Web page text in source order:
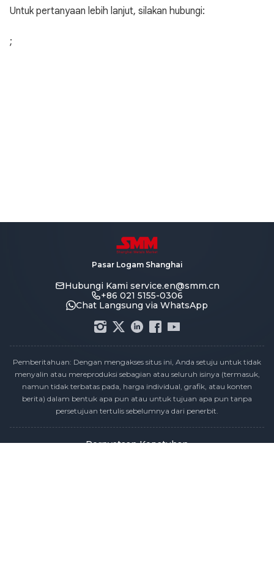
Untuk pertanyaan lebih lanjut, silakan hubungi:
;
Pasar Logam Shanghai
Hubungi Kami service.en@smm.cn
+86 021 5155-0306
Chat Langsung via WhatsApp
Pemberitahuan: Dengan mengakses situs ini, Anda setuju untuk tidak
menyalin atau mereproduksi sebagian atau seluruh isinya (termasuk,
namun tidak terbatas pada, harga individual, grafik, atau konten
berita) dalam bentuk apa pun atau untuk tujuan apa pun tanpa
persetujuan tertulis sebelumnya dari penerbit.
Pernyataan Kepatuhan